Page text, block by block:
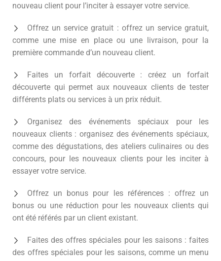
nouveau client pour l’inciter à essayer votre service.
Offrez un service gratuit : offrez un service gratuit,
comme une mise en place ou une livraison, pour la
première commande d’un nouveau client.
Faites un forfait découverte : créez un forfait
découverte qui permet aux nouveaux clients de tester
différents plats ou services à un prix réduit.
Organisez des événements spéciaux pour les
nouveaux clients : organisez des événements spéciaux,
comme des dégustations, des ateliers culinaires ou des
concours, pour les nouveaux clients pour les inciter à
essayer votre service.
Offrez un bonus pour les références : offrez un
bonus ou une réduction pour les nouveaux clients qui
ont été référés par un client existant.
Faites des offres spéciales pour les saisons : faites
des offres spéciales pour les saisons, comme un menu